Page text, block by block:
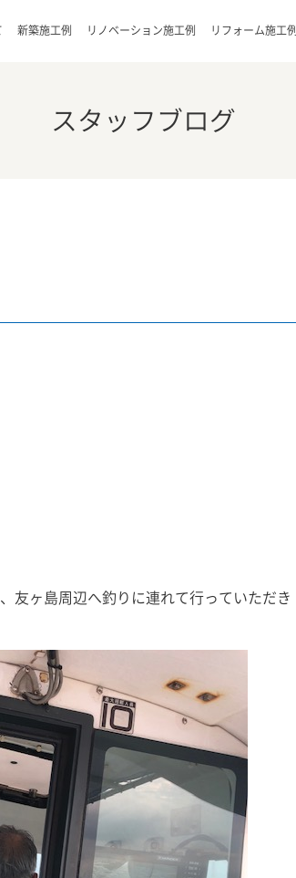
新築施工例 リノベーション施工例 リフォーム施工例
スタッフブログ
友ヶ島周辺へ釣りに連れて行っていただき